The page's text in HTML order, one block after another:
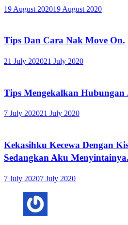
19 August 202019 August 2020
Tips Dan Cara Nak Move On.
21 July 202021 July 2020
Tips Mengekalkan Hubungan
7 July 202021 July 2020
Kekasihku Kecewa Dengan
Sedangkan Aku Menyintainya.
7 July 20207 July 2020